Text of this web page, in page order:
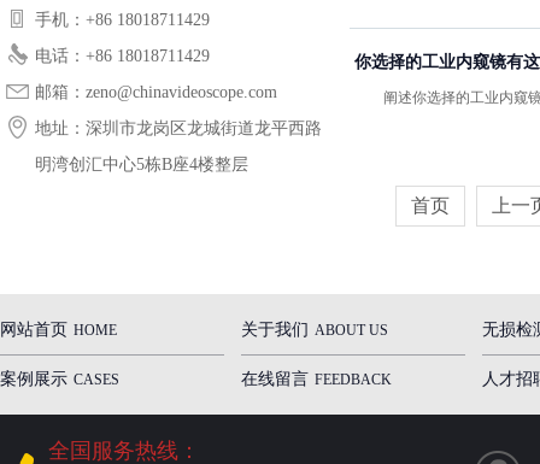
手机：+86 18018711429
电话：+86 18018711429
邮箱：zeno@chinavideoscope.com
地址：深圳市龙岗区龙城街道龙平西路恒
明湾创汇中心5栋B座4楼整层
你选择的工业内窥镜有
阐述你选择的工业内窥镜
首页 上一
网站首页 HOME 关于我们 ABOUT US 无损检
案例展示 CASES 在线留言 FEEDBACK 人才招
全国服务热线：